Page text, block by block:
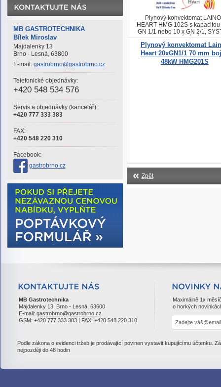
MB GASTROTECHNIKA
Bílek Miroslav
Majdalenky 13
Brno - Lesná, 63800
E-mail: gastrobrno@gastrobrno.cz
Telefonické objednávky:
+420 548 534 576
Servis a objednávky (kancelář):
+420 777 333 383
FAX:
+420 548 220 310
Facebook:
gastrobrno.cz
Plynový konvektomat
HEART HMG 102S s
GN 1/1 nebo 10 x GN 2/1,
PROTI USAZOVÁNÍ
SOLÍ CALOUT
Plynový konvektomat
Heart 20xGN1/1 70 mm
48kW HMG201S
Zpět
MB Gastrotechnika
Majdalenky 13, Brno - Lesná, 63600
E-mail: gastrobrno@gastrobrno.cz
GSM: +420 777 333 383 | FAX: +420 548 220 310
Maximálně 1x
o horkých
Podle zákona o evidenci tržeb je prodávající povinen vystavit kupujícímu účtenku.
nejpozději do 48 hodin